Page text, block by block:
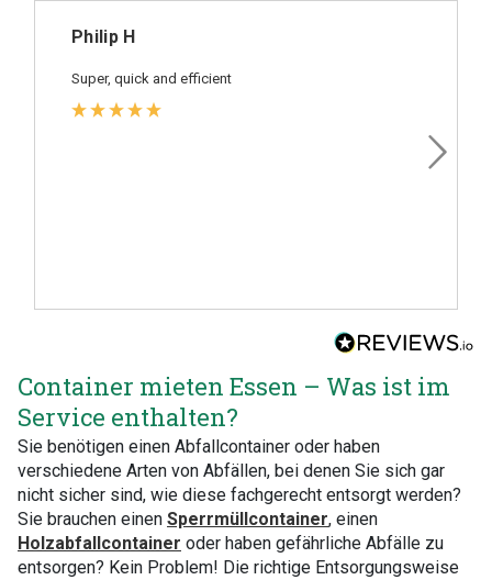
Philip H
Super, quick and efficient
Container mieten Essen – Was ist im
Service enthalten?
Sie benötigen einen Abfallcontainer oder haben
verschiedene Arten von Abfällen, bei denen Sie sich gar
nicht sicher sind, wie diese fachgerecht entsorgt werden?
Sie brauchen einen Sperrmüllcontainer, einen
Holzabfallcontainer oder haben gefährliche Abfälle zu
entsorgen? Kein Problem! Die richtige Entsorgungsweise